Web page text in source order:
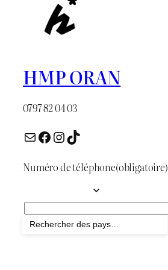
HMP ORAN
0797 82 04 03
E-mail Facebook InstagramTikTok
Numéro de téléphone(obligatoire)
Envoyer